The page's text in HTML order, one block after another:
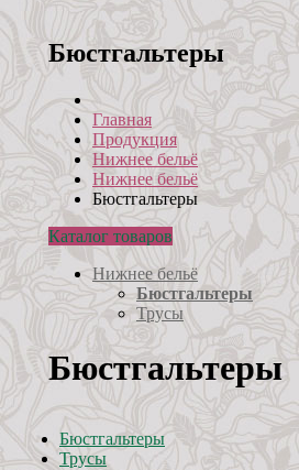
Бюстгальтеры
Главная
Продукция
Нижнее бельё
Нижнее бельё
Бюстгальтеры
Каталог товаров
Нижнее бельё
Бюстгальтеры
Трусы
Бюстгальтеры
Бюстгальтеры
Трусы